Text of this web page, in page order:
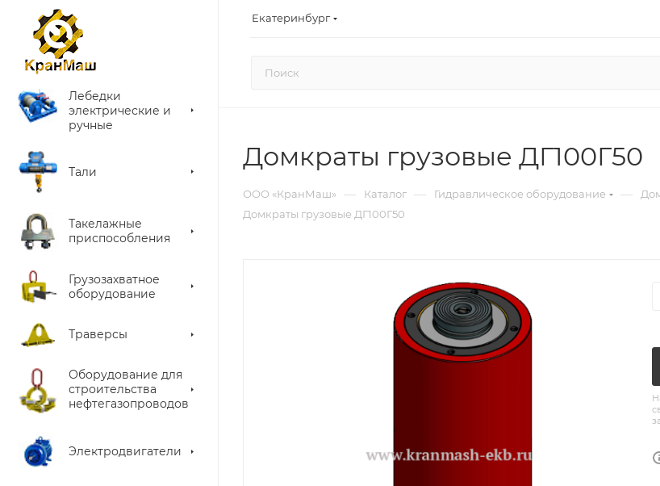
Екатеринбург
Лебедки
электрические и
ручные
Тали
Такелажные
приспособления
Грузозахватное
оборудование
Траверсы
Оборудование для
строительства
нефтегазопроводов
Электродвигатели
Домкраты грузовые ДГ100Г50
ООО «КранМаш» — Каталог — Гидравлическое оборудование —
Домкраты грузовые ДГ100Г50